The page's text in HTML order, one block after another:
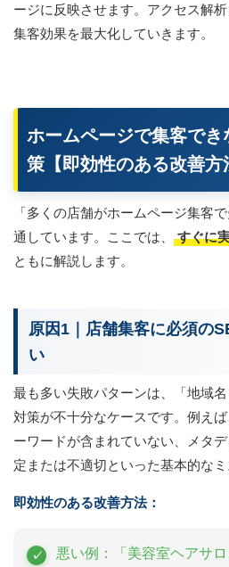
ージに反映させます。アクセス解析
集客効果を最大化していきます。
ホームページで集客で
策【即効性のある改善方
「多くの店舗がホームページ集客
通しています。ここでは、
すぐに
ともに解説します。
原因1｜店舗集客に必須の
い
最も多い失敗パターンは、「地域
対策が不十分なケースです。例え
ーワードが含まれていない、メタ
定または不適切といった基本的なミ
即効性のある改善方法：
悪い例：「美容室ヘアサロ